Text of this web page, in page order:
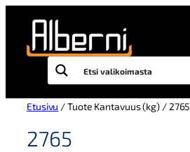
sisältöön
Etusivu / Tuote Kantavuus (kg) / 2765
2765